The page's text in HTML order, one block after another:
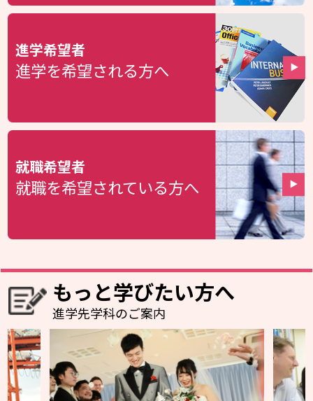
進学希望者
進学を希望される方へ
就職希望者
就職を希望されている方へ
もっと学びたい方へ
進学先学科のご案内